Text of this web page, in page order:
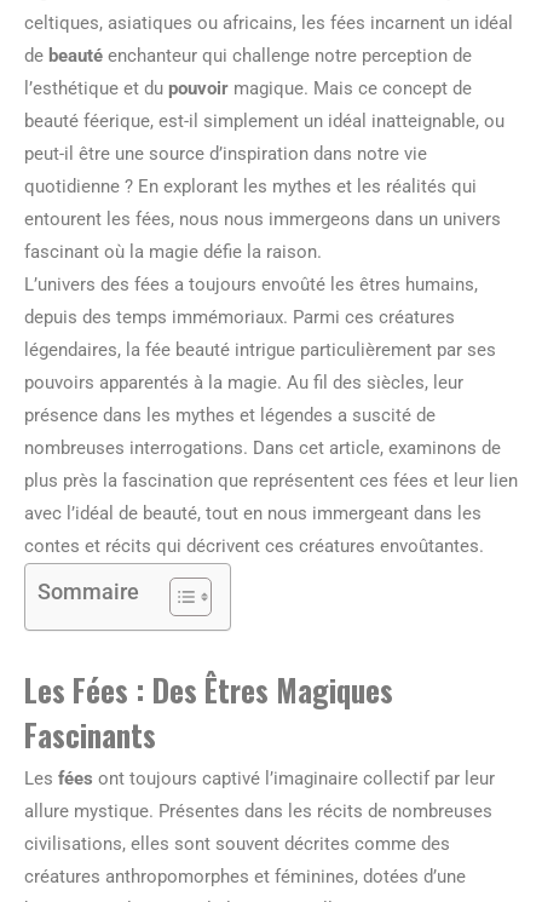
celtiques, asiatiques ou africains, les fées incarnent un idéal
de beauté enchanteur qui challenge notre perception de
l’esthétique et du pouvoir magique. Mais ce concept de
beauté féerique, est-il simplement un idéal inatteignable, ou
peut-il être une source d’inspiration dans notre vie
quotidienne ? En explorant les mythes et les réalités qui
entourent les fées, nous nous immergeons dans un univers
fascinant où la magie défie la raison.
L’univers des fées a toujours envoûté les êtres humains,
depuis des temps immémoriaux. Parmi ces créatures
légendaires, la fée beauté intrigue particulièrement par ses
pouvoirs apparentés à la magie. Au fil des siècles, leur
présence dans les mythes et légendes a suscité de
nombreuses interrogations. Dans cet article, examinons de
plus près la fascination que représentent ces fées et leur lien
avec l’idéal de beauté, tout en nous immergeant dans les
contes et récits qui décrivent ces créatures envoûtantes.
Sommaire
Les Fées : Des Êtres Magiques
Fascinants
Les fées ont toujours captivé l’imaginaire collectif par leur
allure mystique. Présentes dans les récits de nombreuses
civilisations, elles sont souvent décrites comme des
créatures anthropomorphes et féminines, dotées d’une